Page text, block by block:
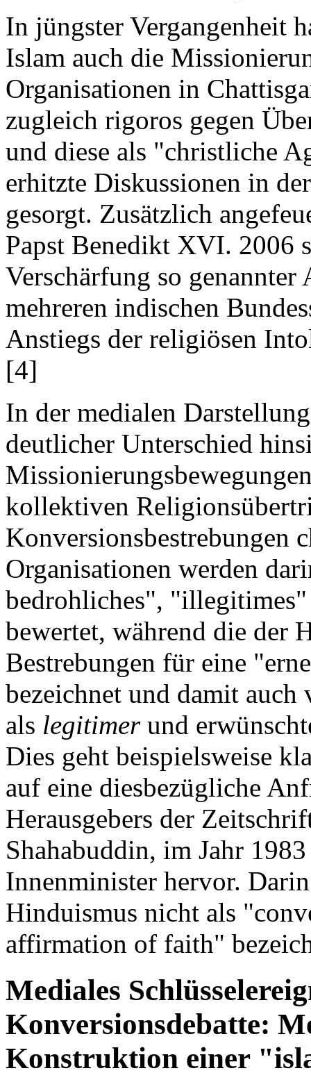
In jüngster Vergangenheit
Islam auch die
Organisationen in
zugleich rigoros gegen
und diese als "christliche
erhitzte Diskussionen in
gesorgt. Zusätzlich
Papst Benedikt XVI. 2006
Verschärfung so
mehreren indischen
Anstiegs der religiösen
[4]
In der medialen
deutlicher Unterschied
kollektiven
Konversionsbestrebungen
Organisationen werden
bedrohliches",
bewertet, während die der
Bestrebungen für eine
bezeichnet und damit
als legitimer und
Dies geht beispielsweise
auf eine diesbezügliche
Herausgebers der
Shahabuddin, im Jahr
Innenminister hervor.
Hinduismus nicht als
affirmation of faith"
Mediales
Konversionsdebatte:
Konstruktion einer